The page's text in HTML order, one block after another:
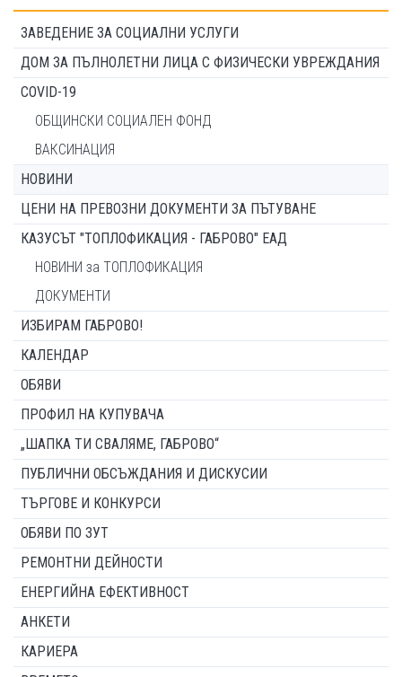
ЗАВЕДЕНИЕ ЗА СОЦИАЛНИ УСЛУГИ
ДОМ ЗА ПЪЛНОЛЕТНИ ЛИЦА С ФИЗИЧЕСКИ УВРЕЖДАНИЯ
COVID-19
ОБЩИНСКИ СОЦИАЛЕН ФОНД
ВАКСИНАЦИЯ
НОВИНИ
ЦЕНИ НА ПРЕВОЗНИ ДОКУМЕНТИ ЗА ПЪТУВАНЕ
КАЗУСЪТ "ТОПЛОФИКАЦИЯ - ГАБРОВО" ЕАД
НОВИНИ за ТОПЛОФИКАЦИЯ
ДОКУМЕНТИ
ИЗБИРАМ ГАБРОВО!
КАЛЕНДАР
ОБЯВИ
ПРОФИЛ НА КУПУВАЧА
„ШАПКА ТИ СВАЛЯМЕ, ГАБРОВО“
ПУБЛИЧНИ ОБСЪЖДАНИЯ И ДИСКУСИИ
ТЪРГОВЕ И КОНКУРСИ
ОБЯВИ ПО ЗУТ
РЕМОНТНИ ДЕЙНОСТИ
ЕНЕРГИЙНА ЕФЕКТИВНОСТ
АНКЕТИ
КАРИЕРА